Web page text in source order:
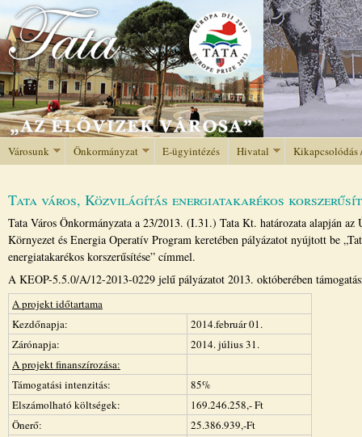
Jump to navigation
Városunk Önkormányzat E-ügyintézés Hivatal Kikapcsolódás
Tata város, Közvilágítás energiatakarékos
Tata Város Önkormányzata a 23/2013. (I.31.) Tata Kt. határozata alapján az
Környezet és Energia Operatív Program keretében pályázatot nyújtott be
energiatakarékos korszerűsítése” címmel.
A KEOP-5.5.0/A/12-2013-0229 jelű pályázatot 2013. októberében
A projekt időtartama
Kezdőnapja:
2014.február 01.
Zárónapja:
2014. július 31.
A projekt finanszírozása:
Támogatási intenzitás:
85%
Elszámolható költségek:
169.246.258,- Ft
Önerő:
25.386.939,-Ft